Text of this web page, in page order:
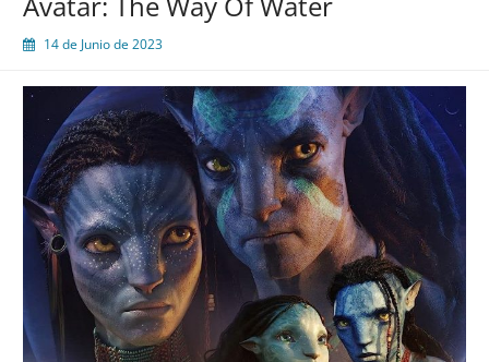
14 de Junio de 2023